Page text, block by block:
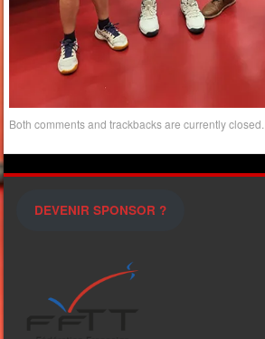
Both comments and trackbacks are currently closed.
DEVENIR SPONSOR ?